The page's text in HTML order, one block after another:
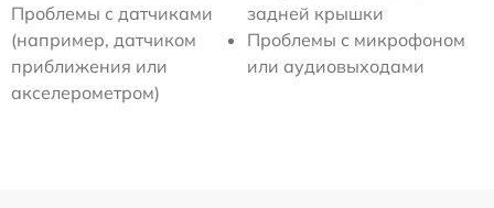
Проблемы с датчиками
(например, датчиком
приближения или
акселерометром)
задней крышки
Проблемы с микрофоном
или аудиовыходами